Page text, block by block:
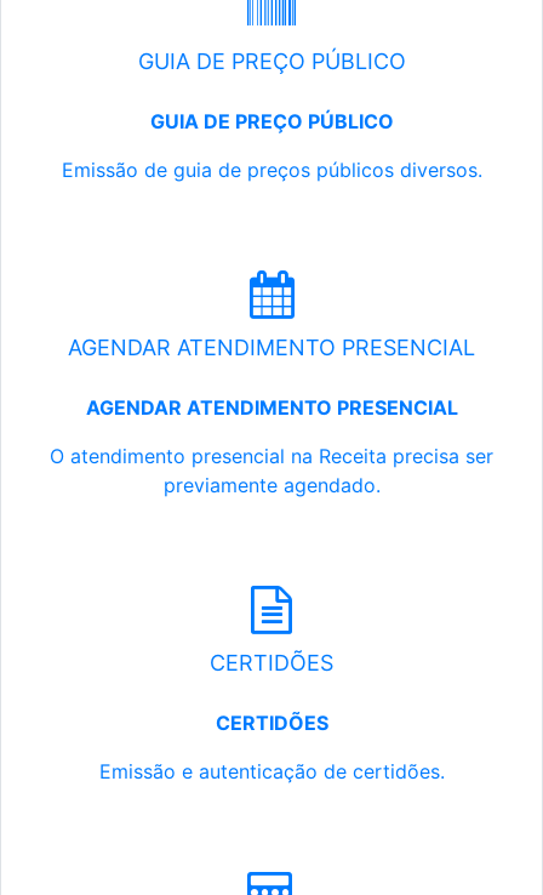
GUIA DE PREÇO PÚBLICO
GUIA DE PREÇO PÚBLICO
Emissão de guia de preços públicos diversos.
AGENDAR ATENDIMENTO PRESENCIAL
AGENDAR ATENDIMENTO PRESENCIAL
O atendimento presencial na Receita precisa ser
previamente agendado.
CERTIDÕES
CERTIDÕES
Emissão e autenticação de certidões.